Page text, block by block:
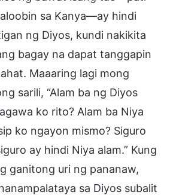
sa Kanya—ay hindi
ng Diyos, kundi nakikita
bagay na dapat tanggapin
Maaaring lagi mong
sarili, “Alam ba ng Diyos
ko rito? Alam ba Niya
ko ngayon mismo? Siguro
ay hindi Niya alam.” Kung
ganitong uri ng pananaw,
sa Diyos subalit